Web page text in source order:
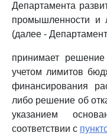
Департамента
промышленности и
(далее -
принимает
учетом лимитов
финансирования
либо решение об
указанием
соответствии с